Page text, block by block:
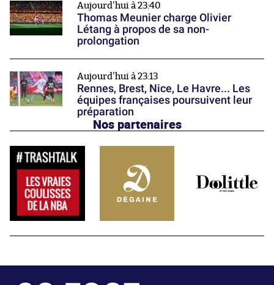
Aujourd'hui à 23:40
Thomas Meunier charge Olivier
Létang à propos de sa non-
prolongation
Aujourd'hui à 23:13
Rennes, Brest, Nice, Le Havre... Les
équipes françaises poursuivent leur
préparation
Nos partenaires